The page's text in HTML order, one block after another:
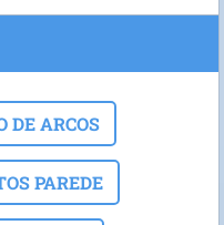
DE ARCOS
PAREDE